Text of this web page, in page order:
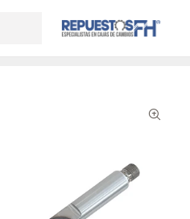
9 7138 9597 / +56 9 8500 2568